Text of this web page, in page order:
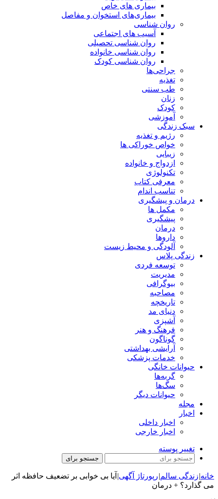
بیماری های خاص
بیماری‌های استخوان و مفاصل
روان شناسی
آسیب های اجتماعی
روان شناسی تحصیلی
روان شناسی خانواده
روان شناسی کودک
جراحی‌ها
تغذیه
طب سنتی
زنان
کودک
آموزشی
سبک زندگی
رژیم و تغذیه
خواص خوراکی ها
زیبایی
ازدواج و خانواده
تکنولوژی
معرفی کتاب
تناسب اندام
درمان و پیشگیری
مکمل ها
پیشگیری
درمان
داروها
آلودگی و محیط زیست
زندگی پلاس
توسعه فردی
مدیریت
بیوگرافی
مصاحبه
تاریخچه
دنیای مد
آشپزی
فرهنگ و هنر
گوناگون
آرایشی بهداشتی
خدمات پزشکی
حیوانات خانگی
گربه‌ها
سگ‌ها
حیوانات دیگر
مجله
اخبار
اخبار داخلی
اخبار خارجی
تغییر پوسته
جستجو برای
خانه|زندگی سالم|رپورتاژ آگهی| آیا بی خوابی بر تضعیف حافظه اثر
می گذارد؟ + درمان